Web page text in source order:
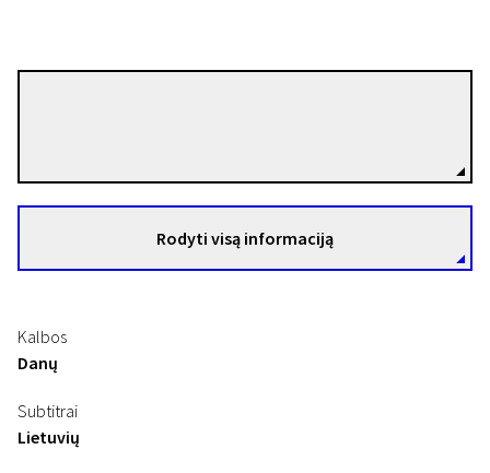
Rodyti visą informaciją
Kalbos
Danų
Subtitrai
Lietuvių